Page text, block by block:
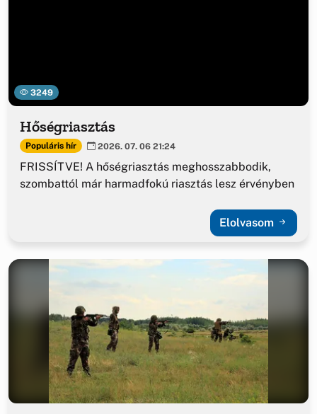
3249
Hőségriasztás
Populáris hír 2026. 07. 06 21:24
FRISSÍTVE! A hőségriasztás meghosszabbodik,
szombattól már harmadfokú riasztás lesz érvényben
Elolvasom